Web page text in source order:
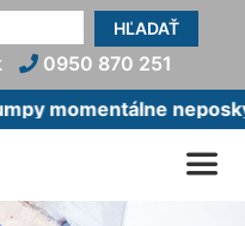
HĽADAŤ
0950 870 251
momentálne